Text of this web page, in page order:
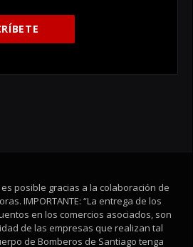
posible gracias a la colaboración de
IMPORTANTE: “La entrega de los
en los comercios asociados, son
de las empresas que realizan tal
de Bomberos de Santiago tenga